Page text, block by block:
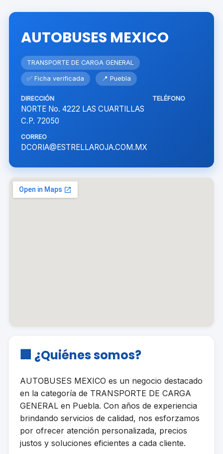
AUTOBUSES MEXICO
TRANSPORTE DE CARGA GENERAL
✅ Ficha verificada 📍 Puebla
DIRECCIÓN
NORTE No. 4222 LAS CUARTILLAS
C.P. 72050
TELÉFONO
CORREO
DCORIA@ESTRELLAROJA.COM.MX
🏢 ¿Quiénes somos?
AUTOBUSES MEXICO es un negocio destacado
en la categoría de TRANSPORTE DE CARGA
GENERAL en Puebla. Con años de experiencia
brindando servicios de calidad, nos esforzamos
por ofrecer atención personalizada, precios
justos y soluciones eficientes a cada cliente.